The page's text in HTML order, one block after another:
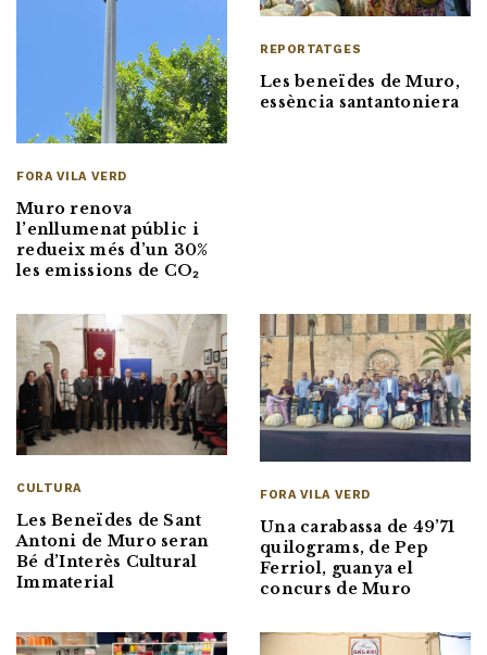
FORA VILA VERD
Muro renova
l’enllumenat públic i
redueix més d’un 30%
les emissions de CO₂
REPORTATGES
Les beneïdes de Muro,
essència santantoniera
CULTURA
Les Beneïdes de Sant
Antoni de Muro seran
Bé d’Interès Cultural
Immaterial
FORA VILA VERD
Una carabassa de 49’71
quilograms, de Pep
Ferriol, guanya el
concurs de Muro